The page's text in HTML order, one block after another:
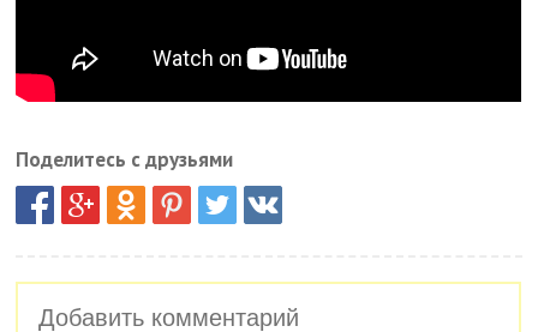
Поделитесь с друзьями
Добавить комментарий